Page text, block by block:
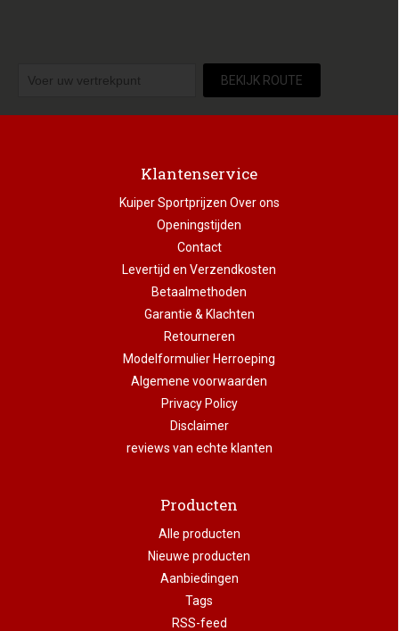
BEKIJK ROUTE
Klantenservice
Kuiper Sportprijzen Over ons
Openingstijden
Contact
Levertijd en Verzendkosten
Betaalmethoden
Garantie & Klachten
Retourneren
Modelformulier Herroeping
Algemene voorwaarden
Privacy Policy
Disclaimer
reviews van echte klanten
Producten
Alle producten
Nieuwe producten
Aanbiedingen
Tags
RSS-feed